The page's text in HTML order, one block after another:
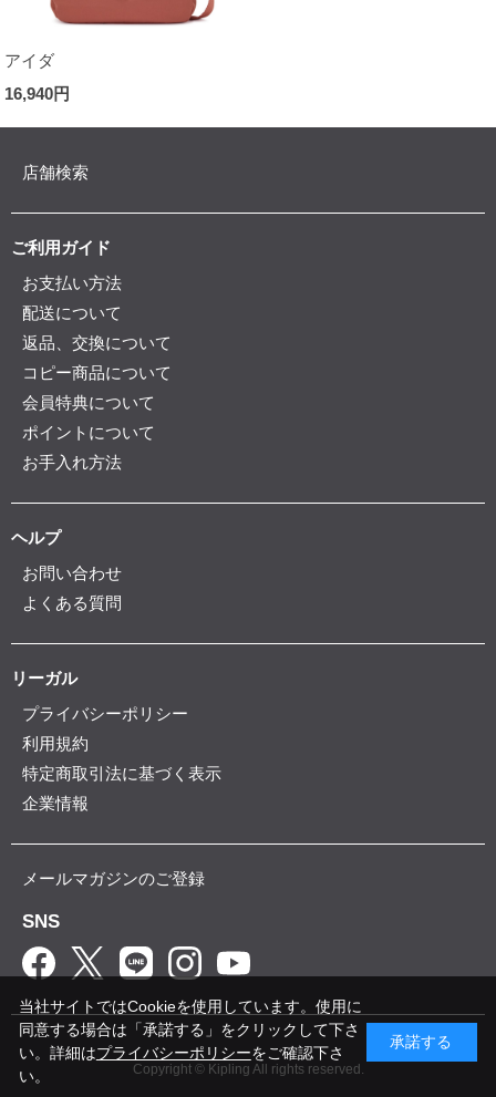
アイダ
16,940円
店舗検索
ご利用ガイド
お支払い方法
配送について
返品、交換について
コピー商品について
会員特典について
ポイントについて
お手入れ方法
ヘルプ
お問い合わせ
よくある質問
リーガル
プライバシーポリシー
利用規約
特定商取引法に基づく表示
企業情報
メールマガジンのご登録
SNS
Copyright © Kipling All rights reserved.
当社サイトではCookieを使用しています。使用に
同意する場合は「承諾する」をクリックして下さ
い。詳細はプライバシーポリシーをご確認下さ
い。
承諾する